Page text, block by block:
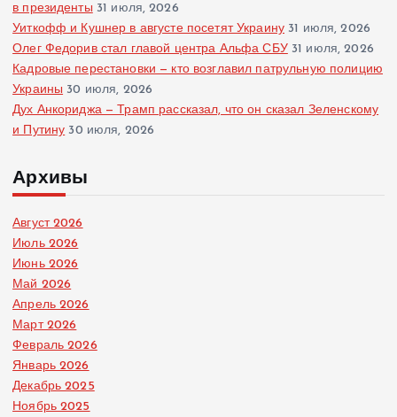
в президенты 31 июля, 2026
Уиткофф и Кушнер в августе посетят Украину 31 июля, 2026
Олег Федорив стал главой центра Альфа СБУ 31 июля, 2026
Кадровые перестановки — кто возглавил патрульную полицию
Украины 30 июля, 2026
Дух Анкориджа — Трамп рассказал, что он сказал Зеленскому
и Путину 30 июля, 2026
Архивы
Август 2026
Июль 2026
Июнь 2026
Май 2026
Апрель 2026
Март 2026
Февраль 2026
Январь 2026
Декабрь 2025
Ноябрь 2025